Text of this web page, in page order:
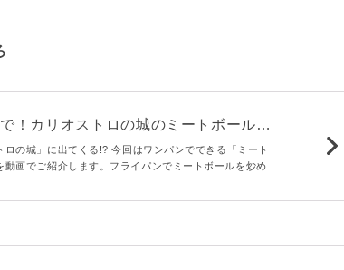
！カリオストロの城のミートボールパ
ロの城」に出てくる!? 今回はワンパンでできる「ミート
画でご紹介します。フライパンでミートボールを炒めた